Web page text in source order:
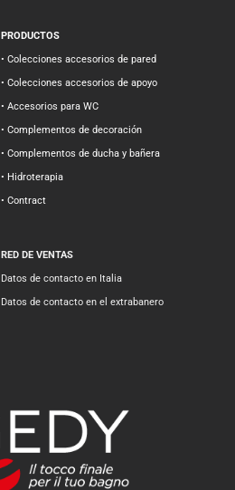
PRODUCTOS
• Colecciones accesorios de pared
• Colecciones accesorios de apoyo
• Accesorios para WC
• Complementos de decoración
• Complementos de ducha y bañera
• Hidroterapia
• Contract
RED DE VENTAS
Datos de contacto en Italia
Datos de contacto en el extrabanero